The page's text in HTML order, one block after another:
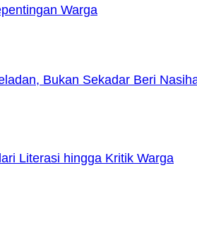
Warga
Bukan Sekadar Beri
Literasi hingga Kritik Warga